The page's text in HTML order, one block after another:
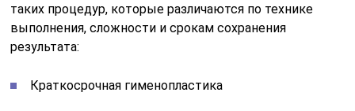
таких процедур, которые различаются по технике
выполнения, сложности и срокам сохранения
результата:
Краткосрочная гименопластика